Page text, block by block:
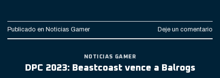
Publicado en Noticias Gamer Deje un comentario
NOTICIAS GAMER
DPC 2023: Beastcoast vence a Balrogs